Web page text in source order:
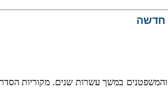
במשך עשרות שנים. מקוריות